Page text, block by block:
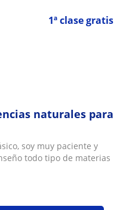
1ª clase gratis
naturales para
soy muy paciente y
todo tipo de materias